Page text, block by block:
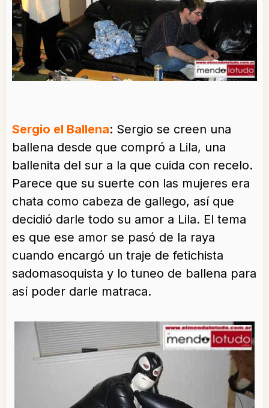
Sergio el Ballena: Sergio se creen una
ballena desde que compró a Lila, una
ballenita del sur a la que cuida con recelo.
Parece que su suerte con las mujeres era
chata como cabeza de gallego, así que
decidió darle todo su amor a Lila. El tema
es que ese amor se pasó de la raya
cuando encargó un traje de fetichista
sadomasoquista y lo tuneo de ballena para
así poder darle matraca.